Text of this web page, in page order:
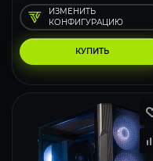
КУПИТЬ
ИЗМЕНИТЬ
КОНФИГУРАЦИЮ